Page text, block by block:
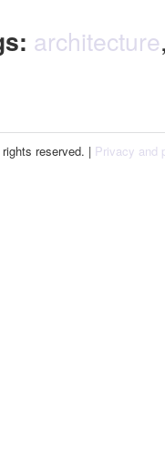
architecture
reserved. | Privacy and